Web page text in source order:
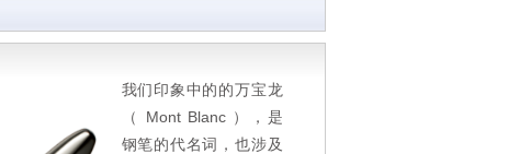
我们印象中的的万宝龙
（ Mont Blanc ），是
钢笔的代名词，也涉及